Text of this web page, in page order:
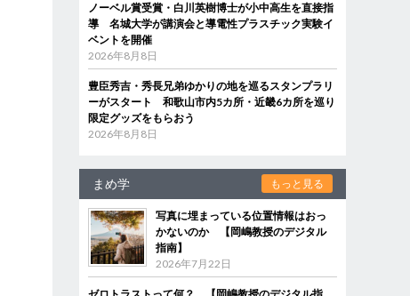
ノーベル賞受賞・白川英樹博士が小中高生を直接指
導 名城大学が講演会と導電性プラスチック実験イ
ベントを開催
2026年8月8日
豊臣秀吉・秀長兄弟ゆかりの地を巡るスタンプラリ
ーがスタート 和歌山市内5カ所・近畿6カ所を巡り
限定グッズをもらおう
2026年8月8日
まめ学 もっと見る
写真に埋まっている位置情報はおっ
かないのか 【岡嶋教授のデジタル
指南】
2026年7月22日